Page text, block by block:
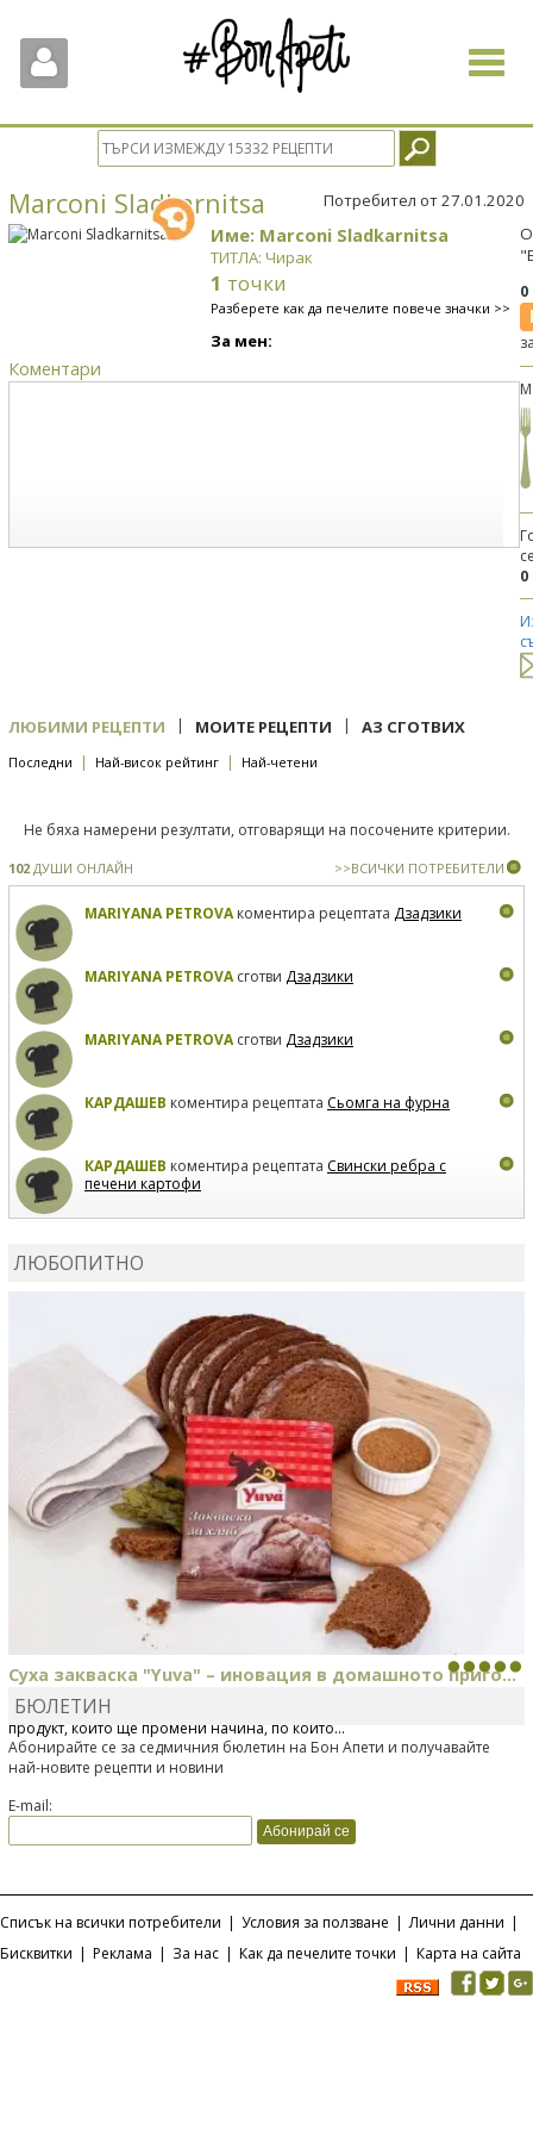
Toggle
Marconi Sladkarnitsa Потребител от 27.01.2020
Име: Marconi Sladkarnitsa
ТИТЛА: Чирак
1 точки
Разберете как да печелите повече значки >>
За мен:
Коментари
0
ЛЮБИМИ РЕЦЕПТИ | МОИТЕ РЕЦЕПТИ | АЗ СГОТВИХ
Последни | Най-висок рейтинг | Най-четени
Не бяха намерени резултати, отговарящи на посочените критерии.
102 ДУШИ ОНЛАЙН >>ВСИЧКИ ПОТРЕБИТЕЛИ
MARIYANA PETROVAкоментира рецептата Дзадзики
MARIYANA PETROVAсготви Дзадзики
MARIYANA PETROVAсготви Дзадзики
КАРДАШЕВ коментира рецептата Сьомга на фурна
КАРДАШЕВ коментира рецептата Свински ребра с
печени картофи
ЛЮБОПИТНО
Суха закваска "Yuva" – иновация в домашното приго...
Отскоро Лесафр България стартира предлагането на изцяло нов
продукт, който ще промени начина, по който...
БЮЛЕТИН
Абонирайте се за седмичния бюлетин на Бон Апети и получавайте
най-новите рецепти и новини
E-mail:
Списък на всички потребители | Условия за ползване | Лични данни |
Бисквитки | Реклама | За нас | Как да печелите точки | Карта на сайта